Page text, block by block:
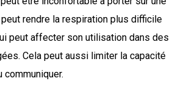
rendre la respiration plus difficile
peut affecter son utilisation dans des
Cela peut aussi limiter la capacité
communiquer.